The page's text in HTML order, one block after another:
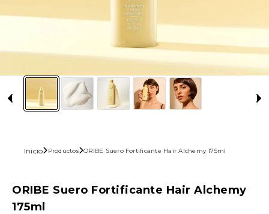
Inicio Productos ORIBE Suero Fortificante Hair Alchemy 175ml
ORIBE Suero Fortificante Hair Alchemy
175ml